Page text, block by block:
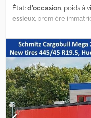
État:d'occasion, poids à
essieux, première
,
Équipement:ABS, Poids
pneumatique, protection
freinage électronique
antispray. Retrouvez un
sur notre site web.
des solutions de
service complet et des
heureux de vous